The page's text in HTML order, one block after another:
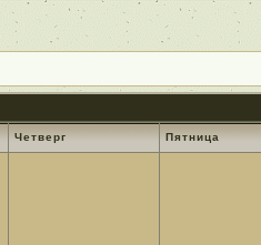
Четверг Пятница